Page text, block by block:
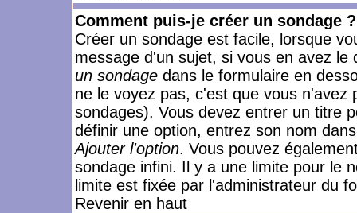
Comment puis-je créer un sondage ?
Créer un sondage est facile, lorsque
message d'un sujet, si vous en avez
un sondage dans le formulaire en
ne le voyez pas, c'est que vous
sondages). Vous devez entrer un titre
définir une option, entrez son nom
Ajouter l'option. Vous pouvez
sondage infini. Il y a une limite pour le
limite est fixée par l'administrateur du
Revenir en haut